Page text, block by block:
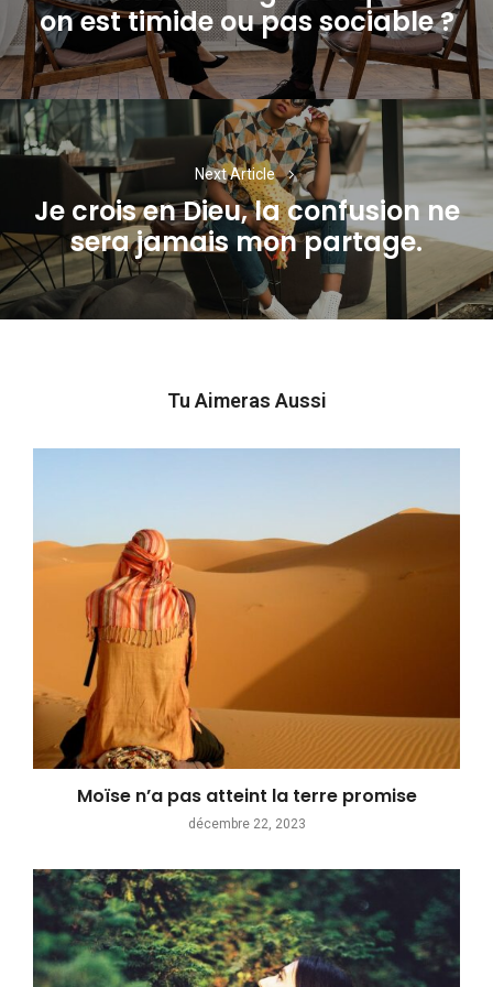
post:
on est timide ou pas sociable ?
Next Article
Next
post:
Je crois en Dieu, la confusion ne
sera jamais mon partage.
Tu Aimeras Aussi
Moïse n’a pas atteint la terre promise
décembre 22, 2023